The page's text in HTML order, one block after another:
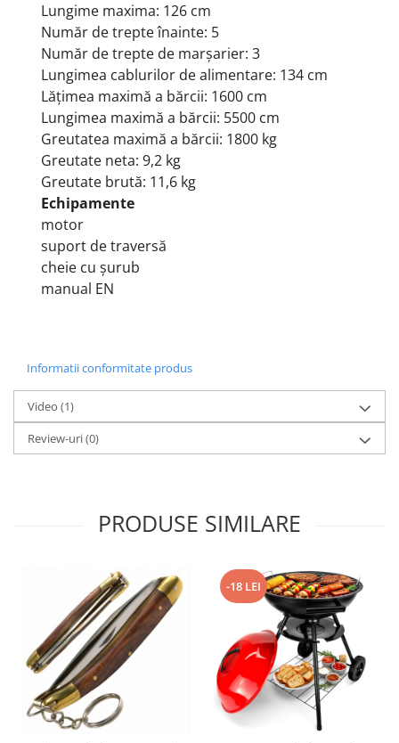
Lungime maxima: 126 cm
Număr de trepte înainte: 5
Număr de trepte de marșarier: 3
Lungimea cablurilor de alimentare: 134 cm
Lățimea maximă a bărcii: 1600 cm
Lungimea maximă a bărcii: 5500 cm
Greutatea maximă a bărcii: 1800 kg
Greutate neta: 9,2 kg
Greutate brută: 11,6 kg
Echipamente
motor
suport de traversă
cheie cu șurub
manual EN
Informatii conformitate produs
Video (1)
Review-uri(0)
PRODUSE SIMILARE
-18 LEI